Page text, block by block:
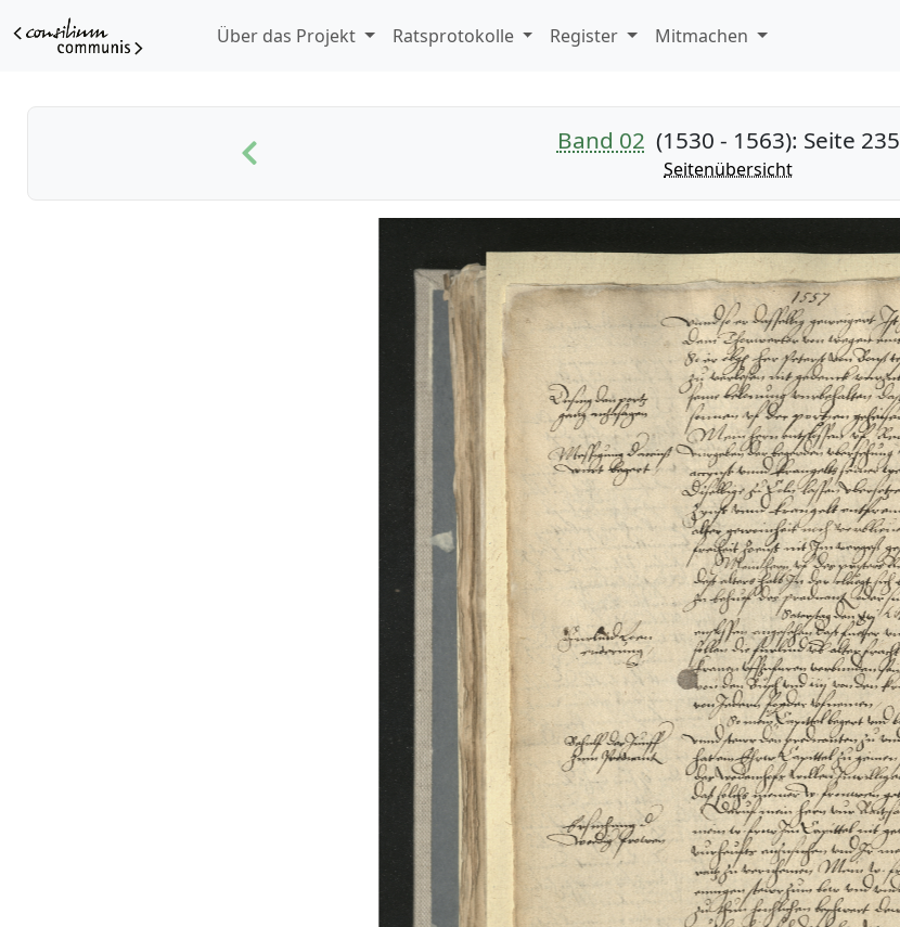
Über das Projekt Ratsprotokolle Register Mitmachen
Band 02 (1530 - 1563): Seite 235
Seitenübersicht